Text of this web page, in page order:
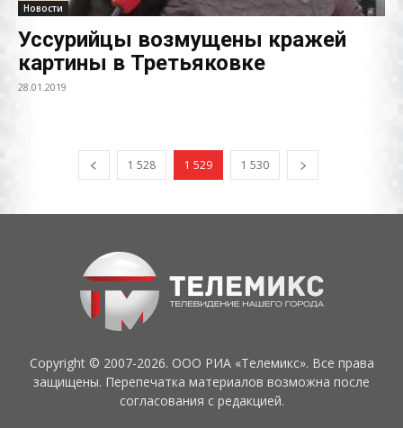
Новости
Уссурийцы возмущены кражей
картины в Третьяковке
28.01.2019
1 528 1 529 1 530
Copyright © 2007-2026. ООО РИА «Телемикс». Все права
защищены. Перепечатка материалов возможна после
согласования с редакцией.